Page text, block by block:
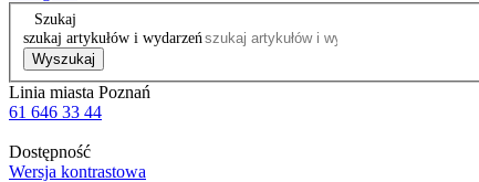
Szukaj
szukaj artykułów i wydarzeń
Wyszukaj
Linia miasta Poznań
61 646 33 44
Dostępność
Wersja kontrastowa